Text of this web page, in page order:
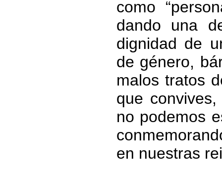
como
dando una
dignidad de
de género,
malos tratos
que
no podemos
en nuestras